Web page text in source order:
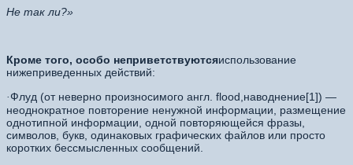
Не так ли?»
Кроме того, особо неприветствуютсяиспользование
нижеприведенных действий:
·Флуд (от неверно произносимого англ. flood,наводнение[1]) —
неоднократное повторение ненужной информации, размещение
однотипной информации, одной повторяющейся фразы,
символов, букв, одинаковых графических файлов или просто
коротких бессмысленных сообщений.